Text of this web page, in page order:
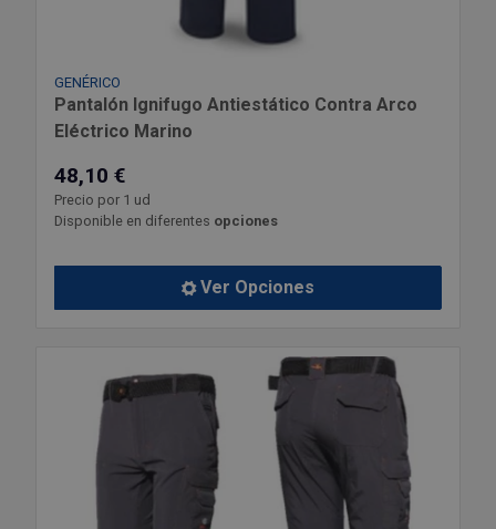
GENÉRICO
Pantalón Ignifugo Antiestático Contra Arco
Eléctrico Marino
48,10 €
Precio por 1 ud
Disponible en diferentes opciones
Ver Opciones